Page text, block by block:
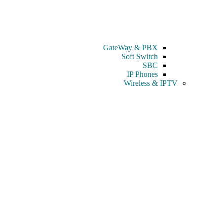
GateWay & PBX
Soft Switch
SBC
IP Phones
Wireless & IPTV